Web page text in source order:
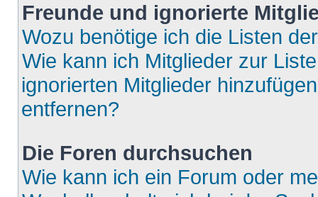
Freunde und ignorierte
Wozu benötige ich die Listen
Wie kann ich Mitglieder zur
ignorierten Mitglieder
entfernen?
Die Foren durchsuchen
Wie kann ich ein Forum oder